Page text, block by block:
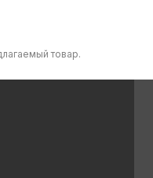
товар.